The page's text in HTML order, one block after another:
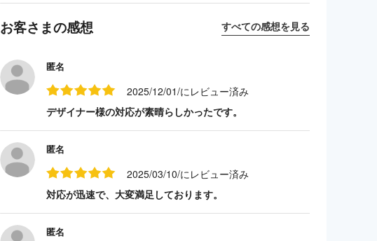
お客さまの感想 すべての感想を見る
匿名
2025/12/01/にレビュー済み
デザイナー様の対応が素晴らしかったです。
匿名
2025/03/10/にレビュー済み
対応が迅速で、大変満足しております。
匿名